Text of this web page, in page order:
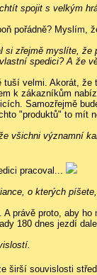
spojit s velkým
pořádně? Myslím,
si zřejmě myslíte,
spedici? A že
tuší velmi. Akorát,
k zákazníkům
Samozřejmě
"produktů" to mít
všichni významní
pracoval...
o kterých
A právě proto, aby
180 dnes jezdí
širší souvislosti